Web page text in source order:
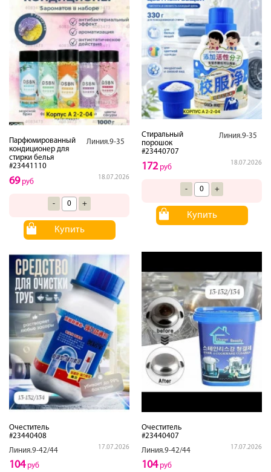
Парфюмированный
кондиционер для
стирки белья
#23441110
Линия.9-35
18.07.2026
69руб
- +
Купить
Стиральный
порошок
#23440707
Линия.9-35
18.07.2026
172руб
- +
Купить
Очеститель
#23440408
Линия.9-42/44
17.07.2026
104руб
Очеститель
#23440407
Линия.9-42/44
17.07.2026
104руб